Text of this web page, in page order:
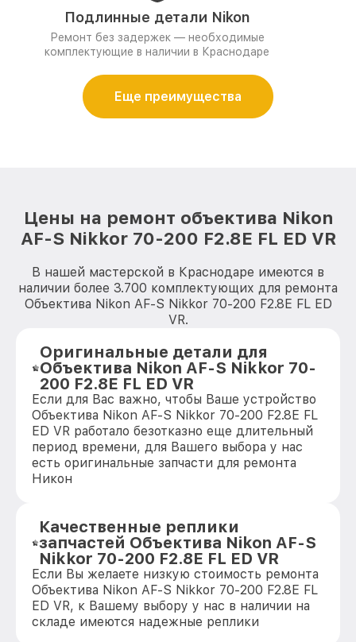
Подлинные детали Nikon
Ремонт без задержек — необходимые
комплектующие в наличии в Краснодаре
Еще преимущества
Цены на ремонт объектива Nikon
AF-S Nikkor 70-200 F2.8E FL ED VR
В нашей мастерской в Краснодаре имеются в
наличии более 3.700 комплектующих для ремонта
Объектива Nikon AF-S Nikkor 70-200 F2.8E FL ED
VR.
Оригинальные детали для
Объектива Nikon AF-S Nikkor 70-
200 F2.8E FL ED VR
Если для Вас важно, чтобы Ваше устройство
Объектива Nikon AF-S Nikkor 70-200 F2.8E FL
ED VR работало безотказно еще длительный
период времени, для Вашего выбора у нас
есть оригинальные запчасти для ремонта
Никон
Качественные реплики
запчастей Объектива Nikon AF-S
Nikkor 70-200 F2.8E FL ED VR
Если Вы желаете низкую стоимость ремонта
Объектива Nikon AF-S Nikkor 70-200 F2.8E FL
ED VR, к Вашему выбору у нас в наличии на
складе имеются надежные реплики